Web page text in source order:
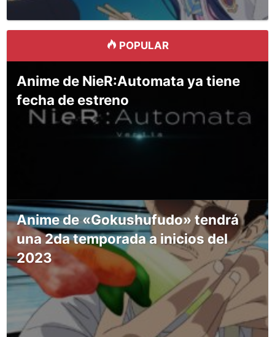
POPULAR
Anime de NieR:Automata ya tiene
fecha de estreno
Anime de «Gokushufudo» tendrá
una 2da temporada a inicios del
2023